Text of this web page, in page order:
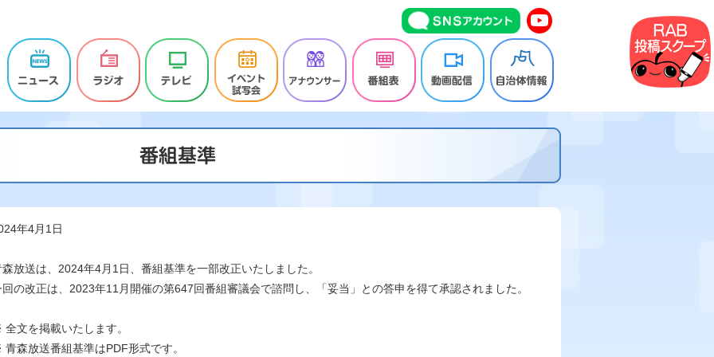
年4月1日
森放送は、2024年4月1日、番組基準を一部改正いたしました。
回の改正は、2023年11月開催の第647回番組審議会で諮問し、「妥当」との答申を得て承認されました。
文を掲載いたします。
森放送番組基準はPDF形式です。